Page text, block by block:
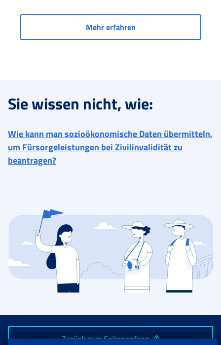
Mehr erfahrenZugang zu Diensten für
Sie wissen nicht, wie:
Wie kann man sozioökonomische Daten übermitteln,
um Fürsorgeleistungen bei Zivilinvalidität zu
beantragen?
Zurück zum Seitenanfang